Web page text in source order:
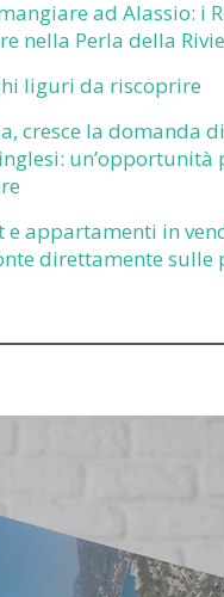
ad Alassio: i
nella Perla della
liguri da riscoprire
cresce la domanda
un’opportunità
e appartamenti in
direttamente sulle